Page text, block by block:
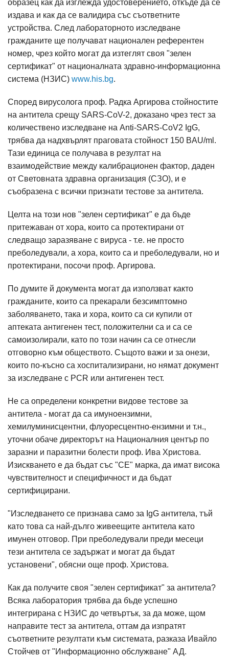
образец как да изглежда удостоверението, откъде да се
издава и как да се валидира със съответните
устройства. След лабораторното изследване
гражданите ще получават национален референтен
номер, чрез който могат да изтеглят своя "зелен
сертификат" от националната здравно-информационна
система (НЗИС) www.his.bg.
Според вирусолога проф. Радка Аргирова стойностите
на антитела срещу SARS-CoV-2, доказано чрез тест за
количествено изследване на Anti-SARS-CoV2 IgG,
трябва да надхвърлят праговата стойност 150 BAU/ml.
Тази единица се получава в резултат на
взаимодействие между калибрационен фактор, даден
от Световната здравна организация (СЗО), и е
съобразена с всички признати тестове за антитела.
Целта на този нов "зелен сертификат" е да бъде
притежаван от хора, които са протектирани от
следващо заразяване с вируса - т.е. не просто
преболедували, а хора, които са и преболедували, но и
протектирани, посочи проф. Аргирова.
По думите й документа могат да използват както
гражданите, които са прекарали безсимптомно
заболяването, така и хора, които са си купили от
аптеката антигенен тест, положителни са и са се
самоизолирали, като по този начин са се отнесли
отговорно към обществото. Същото важи и за онези,
които по-късно са хоспитализирани, но нямат документ
за изследване с PCR или антигенен тест.
Не са определени конкретни видове тестове за
антитела - могат да са имуноензимни,
хемилуминисцентни, флуоресцентно-ензимни и т.н.,
уточни обаче директорът на Националния център по
заразни и паразитни болести проф. Ива Христова.
Изискването е да бъдат със "СЕ" марка, да имат висока
чувствителност и специфичност и да бъдат
сертифицирани.
"Изследването се признава само за IgG антитела, тъй
като това са най-дълго живеещите антитела като
имунен отговор. При преболедували преди месеци
тези антитела се задържат и могат да бъдат
установени", обясни още проф. Христова.
Как да получите своя "зелен сертификат" за антитела?
Всяка лаборатория трябва да бъде успешно
интегрирана с НЗИС до четвъртък, за да може, щом
направите тест за антитела, оттам да изпратят
съответните резултати към системата, разказа Ивайло
Стойчев от "Информационно обслужване" АД.